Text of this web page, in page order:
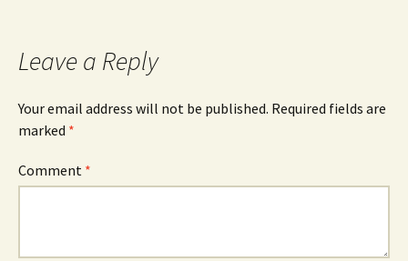
Leave a Reply
Your email address will not be published. Required fields are
marked *
Comment *